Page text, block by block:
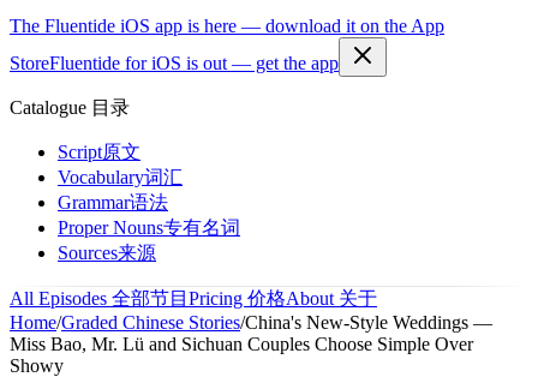
The Fluentide iOS app is here — download it on the App
StoreFluentide for iOS is out — get the app
Catalogue 目录
Script原文
Vocabulary词汇
Grammar语法
Proper Nouns专有名词
Sources来源
All Episodes 全部节目 Pricing 价格About 关于
Home/Graded Chinese Stories/China's New-Style Weddings —
Miss Bao, Mr. Lü and Sichuan Couples Choose Simple Over
Showy